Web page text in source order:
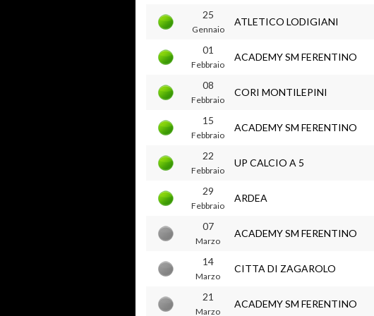
25
Gennaio
ATLETICO LODIGIANI
01
Febbraio
ACADEMY SM FERENTINO
08
Febbraio
CORI MONTILEPINI
15
Febbraio
ACADEMY SM FERENTINO
22
Febbraio
UP CALCIO A 5
29
Febbraio
ARDEA
07
Marzo
ACADEMY SM FERENTINO
14
Marzo
CITTA DI ZAGAROLO
21
Marzo
ACADEMY SM FERENTINO